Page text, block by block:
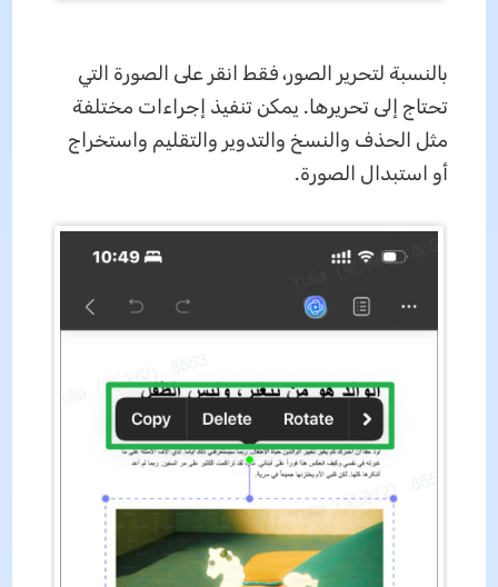
بالنسبة لتحرير الصور، فقط انقر على الصورة التي
تحتاج إلى تحريرها. يمكن تنفيذ إجراءات مختلفة
مثل الحذف والنسخ والتدوير والتقليم واستخراج
أو استبدال الصورة.